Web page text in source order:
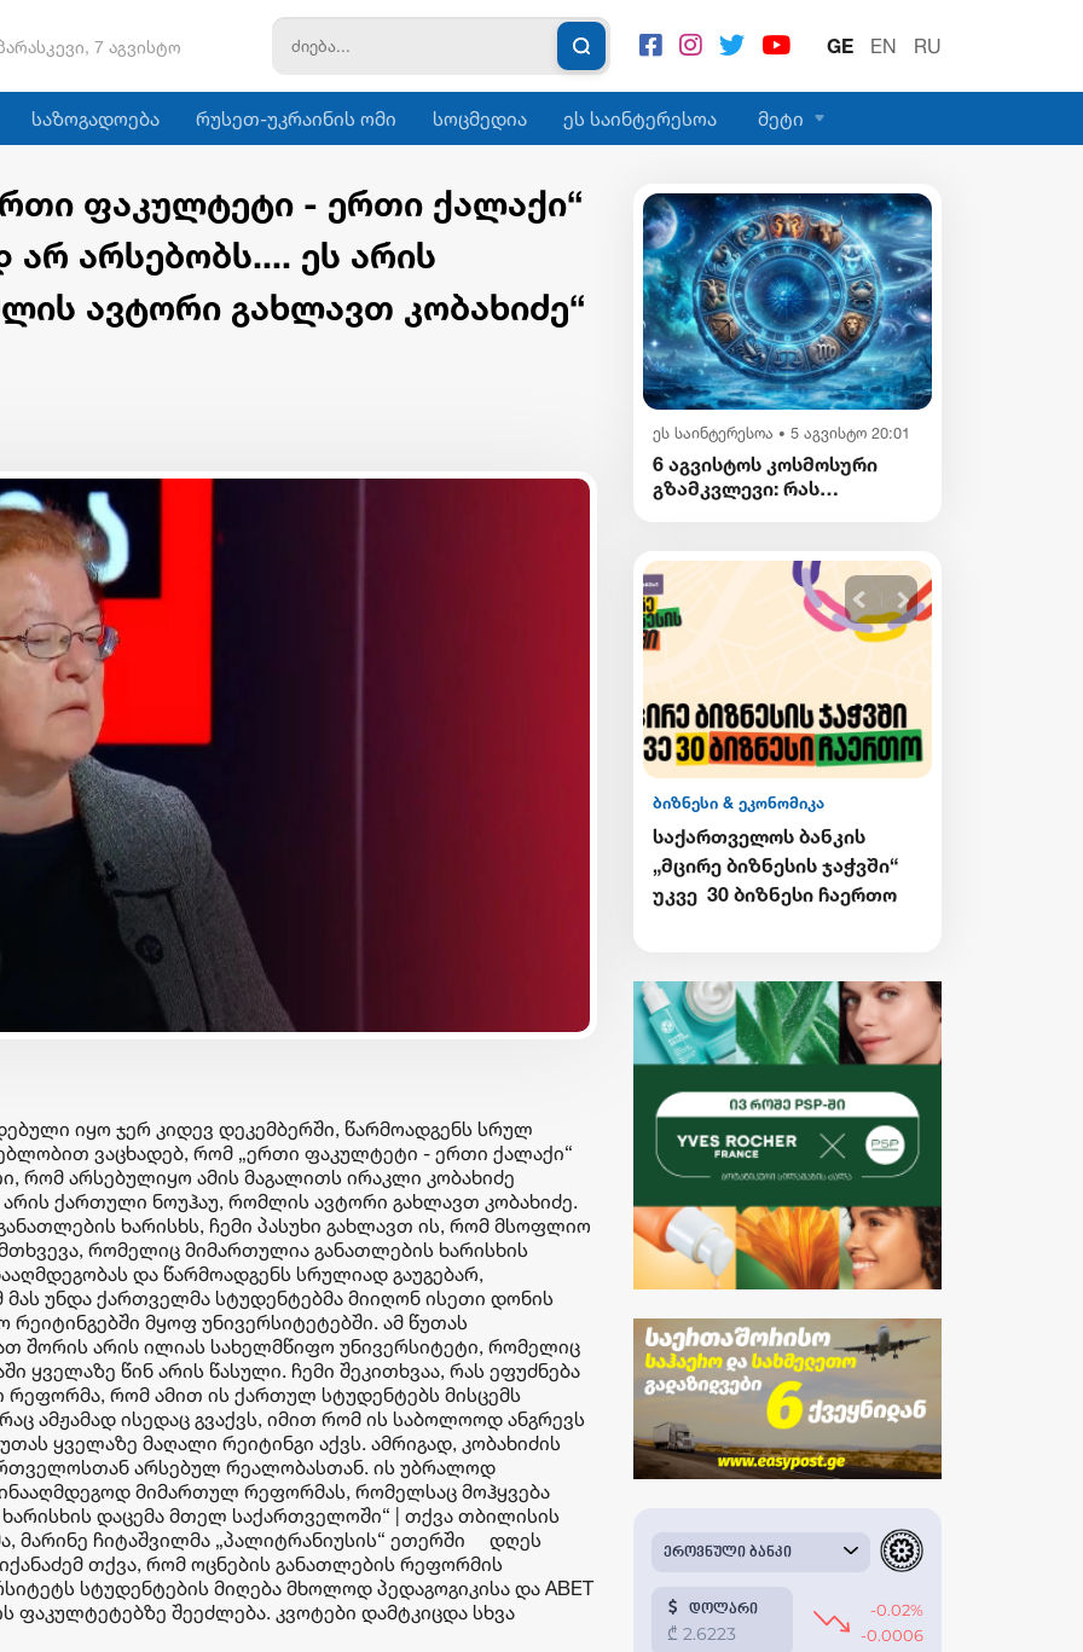
7 აგვისტო GE EN RU
საზოგადოება რუსეთ-უკრაინის ომი სოცმედია ეს საინტერესოა მეტი
ფაკულტეტი - ერთი ქალაქი“
არ არსებობს.... ეს არის
ავტორი გახლავთ კობახიძე“
იყო ჯერ კიდევ დეკემბერში, წარმოადგენს სრულ
ვაცხადებ, რომ „ერთი ფაკულტეტი - ერთი ქალაქი“
რომ არსებულიყო ამის მაგალითს ირაკლი კობახიძე
ქართული ნოუჰაუ, რომლის ავტორი გახლავთ კობახიძე.
ხარისხს, ჩემი პასუხი გახლავთ ის, რომ მსოფლიო
რომელიც მიმართულია განათლების ხარისხის
და წარმოადგენს სრულიად გაუგებარ,
უნდა ქართველმა სტუდენტებმა მიიღონ ისეთი დონის
მყოფ უნივერსიტეტებში. ამ წუთას
შორის არის ილიას სახელმწიფო უნივერსიტეტი, რომელიც
ყველაზე წინ არის წასული. ჩემი შეკითხვაა, რას ეფუძნება
რეფორმა, რომ ამით ის ქართულ სტუდენტებს მისცემს
ამჟამად ისედაც გვაქვს, იმით რომ ის საბოლოოდ ანგრევს
ყველაზე მაღალი რეიტინგი აქვს. ამრიგად, კობახიძის
არსებულ რეალობასთან. ის უბრალოდ
მიმართულ რეფორმას, რომელსაც მოჰყვება
დაცემა მთელ საქართველოში“ | თქვა თბილისის
ჩიტაშვილმა „პალიტრანიუსის“ ეთერში
დღეს
თქვა, რომ ოცნების განათლების რეფორმის
სტუდენტების მიღება მხოლოდ პედაგოგიკისა და ABET
ფაკულტეტებზე შეეძლება. კვოტები დამტკიცდა სხვა
ეს საინტერესოა • 5 აგვისტო 20:01
6 აგვისტოს კოსმოსური
გზამკვლევი: რას
ბიზნესი & ეკონომიკა
მისია შესრულებულია:
„ანაგი ქოლაბმა"
„თბილისის აკრებთან"
კოლაბორაცია წარმატებით
დაასრულა და პროექტის
მართვა „თბილისის
აკრების" გუნდს გადააბარა
მიმართულებით
ბიზნესი & ეკონომიკა
საქართველოს ბანკის
„მცირე ბიზნესის ჯაჭვში“
უკვე 30 ბიზნესი ჩაერთო